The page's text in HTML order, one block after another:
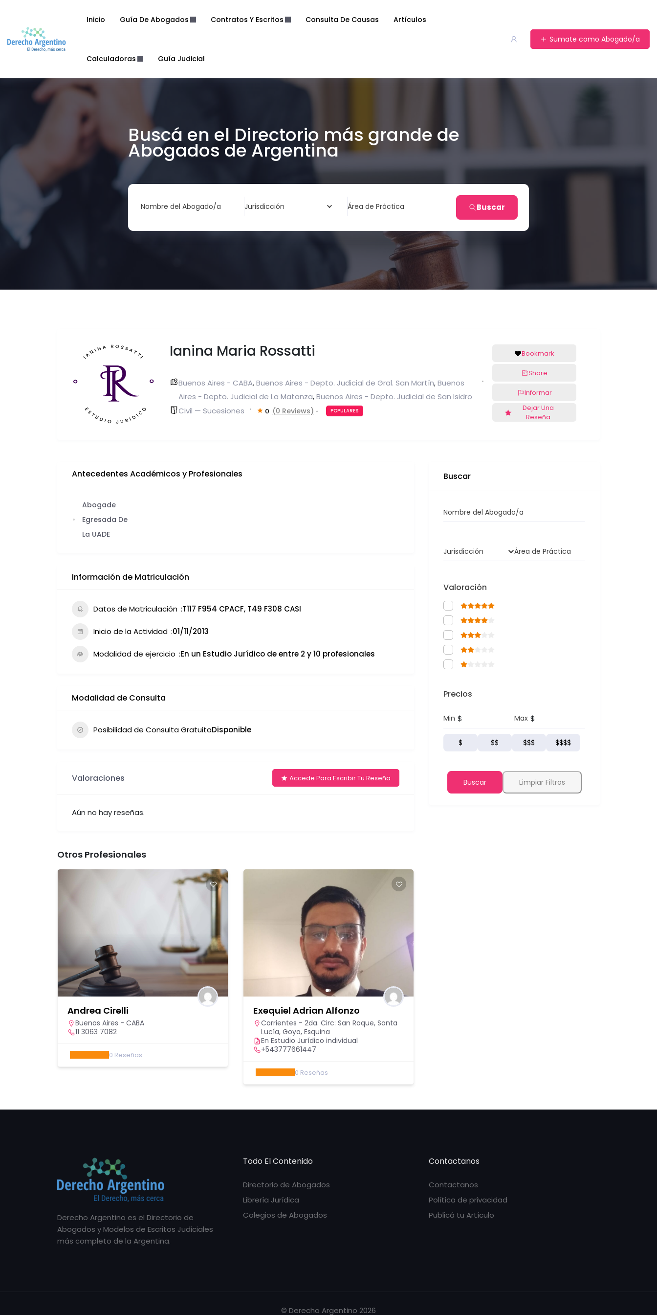
Inicio Guía De Abogados Contratos Y Escritos Consulta De Causas Artículos
Calculadoras Guía Judicial
Sumate como Abogado/a
Buscá en el Directorio más grande de
Abogados de Argentina
Nombre del Abogado/a Jurisdicción Área de Práctica Buscar
Ianina Maria Rossatti
Buenos Aires - CABA, Buenos Aires - Depto. Judicial de Gral. San Martín, Buenos
Aires - Depto. Judicial de La Matanza, Buenos Aires - Depto. Judicial de San Isidro
Civil — Sucesiones
0 (0 Reviews) POPULARES
Bookmark
Share
Informar
Dejar Una
Reseña
Antecedentes Académicos y Profesionales
Abogade
Egresada De
La UADE
Información de Matriculación
Datos de Matriculación T117 F954 CPACF, T49 F308 CASI
Inicio de la Actividad 01/11/2013
Modalidad de ejercicio En un Estudio Jurídico de entre 2 y 10 profesionales
Modalidad de Consulta
Posibilidad de Consulta GratuitaDisponible
Valoraciones Accede Para Escribir Tu Reseña
Aún no hay reseñas.
Otros Profesionales
Andrea Cirelli
Buenos Aires - CABA
11 3063 7082
0 Reseñas
Exequiel Adrian Alfonzo
Corrientes - 2da. Circ: San Roque, Santa
Lucía, Goya, Esquina
En Estudio Jurídico individual
+543777661447
0 Reseñas
Buscar
Nombre del Abogado/a
Jurisdicción Área de Práctica
Valoración
Precios
Min $ Max $
$ $$ $$$ $$$$
Buscar Limpiar Filtros
Derecho Argentino es el Directorio de
Abogados y Modelos de Escritos Judiciales
más completo de la Argentina.
Todo El Contenido
Directorio de Abogados
Librería Jurídica
Colegios de Abogados
Contactanos
Contactanos
Política de privacidad
Publicá tu Artículo
© Derecho Argentino 2026